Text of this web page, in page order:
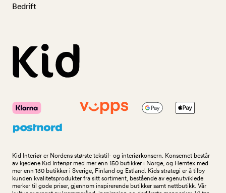
Bedrift
Kid Interiør er Nordens største tekstil- og interiørkonsern. Konsernet består
av kjedene Kid Interiør med mer enn 150 butikker i Norge, og Hemtex med
mer enn 130 butikker i Sverige, Finland og Estland. Kids strategi er å tilby
kunden kvalitetsprodukter fra sitt sortiment, bestående av egenutviklede
merker til gode priser, gjennom inspirerende butikker samt nettbutikk. Vår